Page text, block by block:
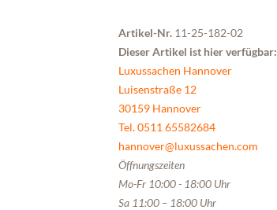
Artikel-Nr. 11-25-182-02
Dieser Artikel ist hier verfügbar:
Luxussachen Hannover
Luisenstraße 12
30159 Hannover
Tel. 0511 65582684
hannover@luxussachen.com
Öffnungszeiten
Mo-Fr 10:00 - 18:00 Uhr
Sa 11:00 – 18:00 Uhr